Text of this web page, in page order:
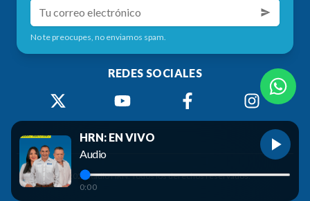
No te preocupes, no enviamos spam.
REDES SOCIALES
2026 Radio HRN. Todos los derechos reservados.
HRN: EN VIVO
Audio
0:00